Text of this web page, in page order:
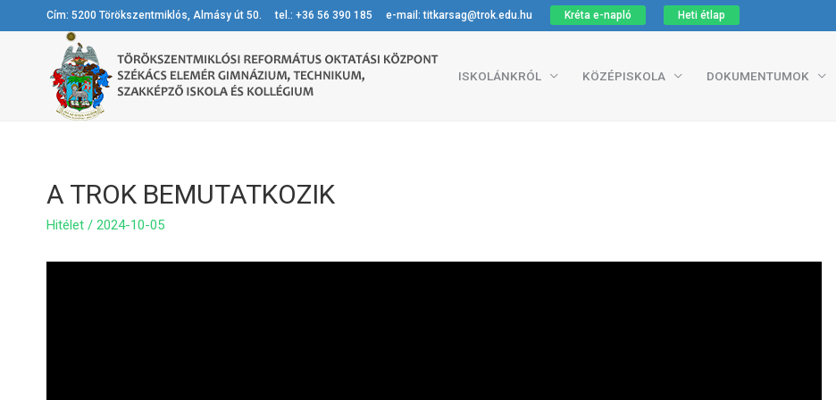
Kréta e-napló
Cím: 5200 Törökszentmiklós, Almásy út 50. tel.: +36 56 390 185 e-mail: titkarsag@trok.edu.hu Heti étlap
ISKOLÁNKRÓL KÖZÉPISKOLA DOKUMENTUMOK
A TROK BEMUTATKOZIK
Hitélet / 2024-10-05